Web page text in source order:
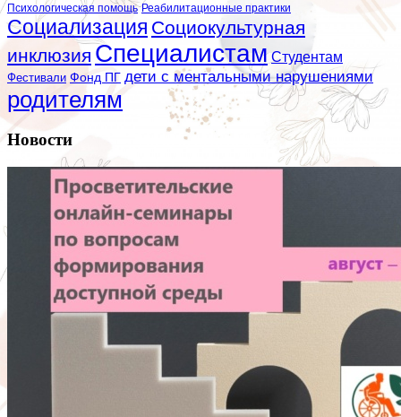
Психологическая помощь Реабилитационные практики
Социализация Социокультурная
инклюзия Специалистам Студентам
Фестивали Фонд ПГ дети с ментальными нарушениями
родителям
Новости